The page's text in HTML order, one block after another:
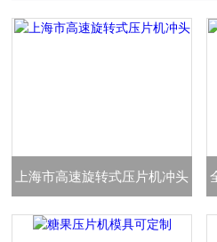
上海市高速旋转式压片机冲头